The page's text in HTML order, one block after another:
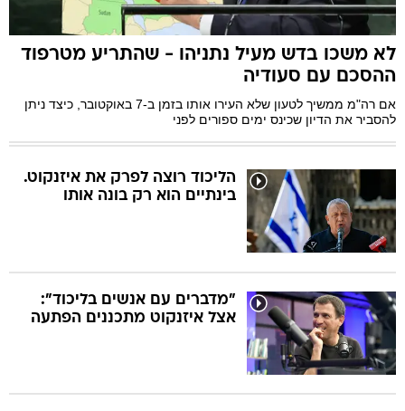
לא משכו בדש מעיל נתניהו - שהתריע מטרפוד
ההסכם עם סעודיה
אם רה"מ ממשיך לטעון שלא העירו אותו בזמן ב-7 באוקטובר, כיצד ניתן
להסביר את הדיון שכינס ימים ספורים לפני
הליכוד רוצה לפרק את איזנקוט.
בינתיים הוא רק בונה אותו
"מדברים עם אנשים בליכוד":
אצל איזנקוט מתכננים הפתעה